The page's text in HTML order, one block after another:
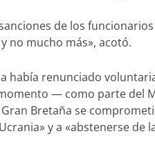
de los
no mucho más», acotó.
había renunciado
— como parte del
Bretaña se
y a «abstenerse de